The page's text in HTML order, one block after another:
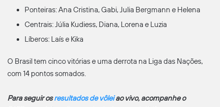
Ponteiras: Ana Cristina, Gabi, Julia Bergmann e Helena
Centrais: Júlia Kudiess, Diana, Lorena e Luzia
Líberos: Laís e Kika
O Brasil tem cinco vitórias e uma derrota na Liga das Nações,
com 14 pontos somados.
Para seguir osresultados de vôleiao vivo, acompanhe o